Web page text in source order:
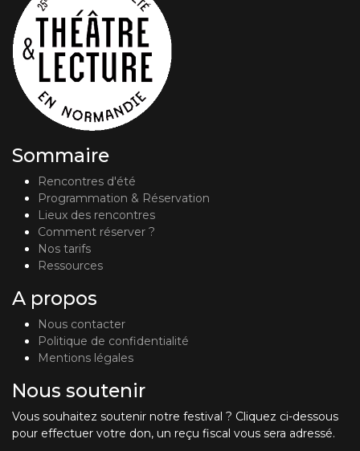
Sommaire
Rencontres d'été
Programmation & Réservation
Lieux des rencontres
Comment réserver ?
Nos tarifs
Ressources
A propos
Nous contacter
Politique de confidentialité
Mentions légales
Nous soutenir
Vous souhaitez soutenir notre festival ? Cliquez ci-dessous
pour effectuer votre don, un reçu fiscal vous sera adressé.